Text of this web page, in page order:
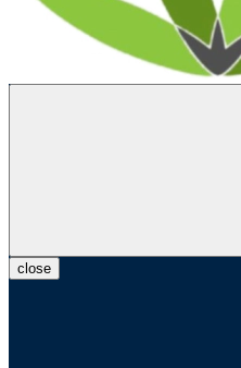
close